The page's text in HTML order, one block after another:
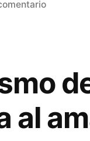
celebra
aniversario
del
Parque
en
el
al